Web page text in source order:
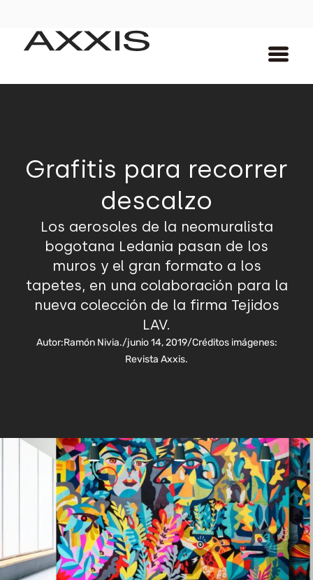
Grafitis para recorrer
descalzo
Los aerosoles de la neomuralista
bogotana Ledania pasan de los
muros y el gran formato a los
tapetes, en una colaboración para la
nueva colección de la firma Tejidos
LAV.
Autor:Ramón Nivia./junio 14, 2019/Créditos imágenes:
Revista Axxis.